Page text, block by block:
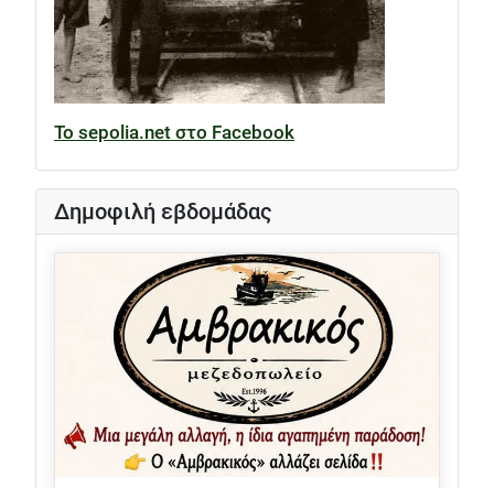
Το sepolia.net στο Facebook
Δημοφιλή εβδομάδας